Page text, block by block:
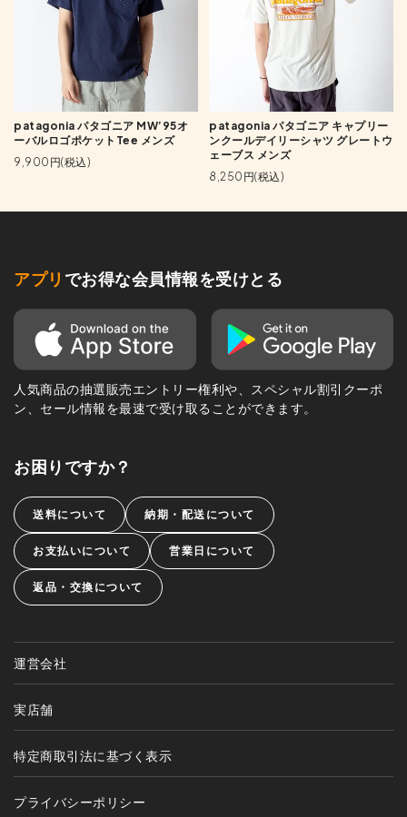
patagonia パタゴニア MW’95オ
ーバルロゴポケットTee メンズ
9,900円(税込)
patagonia パタゴニア キャプリー
ンクールデイリーシャツ グレートウ
ェーブス メンズ
8,250円(税込)
アプリ でお得な会員情報を受けとる
人気商品の抽選販売エントリー権利や、スペシャル割引クーポ
ン、セール情報を最速で受け取ることができます。
お困りですか？
送料について 納期・配送について
お支払いについて 営業日について
返品・交換について
運営会社
実店舗
特定商取引法に基づく表示
プライバシーポリシー